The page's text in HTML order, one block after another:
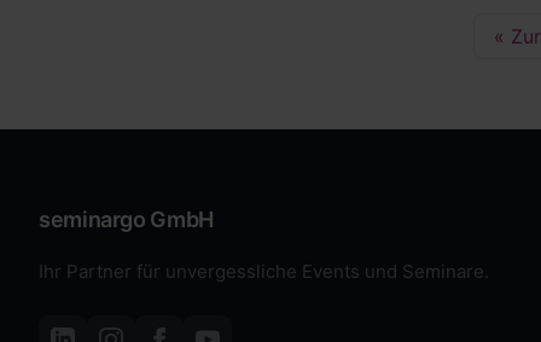
«
seminargo GmbH
Ihr Partner für unvergessliche Events und Seminare.